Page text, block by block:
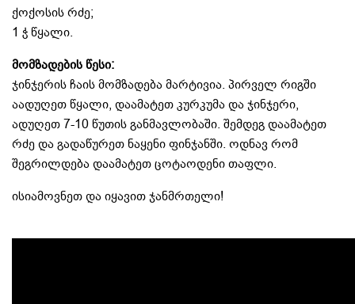
ქოქოსის რძე;
1 ჭ წყალი.
მომზადების წესი:
ჯინჯერის ჩაის მომზადება მარტივია. პირველ რიგში
აადუღეთ წყალი, დაამატეთ კურკუმა და ჯინჯერი,
ადუღეთ 7-10 წუთის განმავლობაში. შემდეგ დაამატეთ
რძე და გადაწურეთ ნაყენი ფინჯანში. ოდნავ რომ
შეგრილდება დაამატეთ ცოტაოდენი თაფლი.
ისიამოვნეთ და იყავით ჯანმრთელი!